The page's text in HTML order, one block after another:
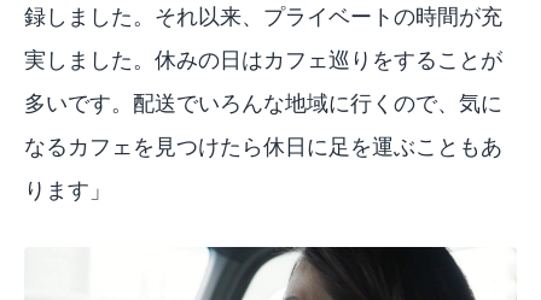
録しました。それ以来、プライベートの時間が充
実しました。休みの日はカフェ巡りをすることが
多いです。配送でいろんな地域に行くので、気に
なるカフェを見つけたら休日に足を運ぶこともあ
ります」